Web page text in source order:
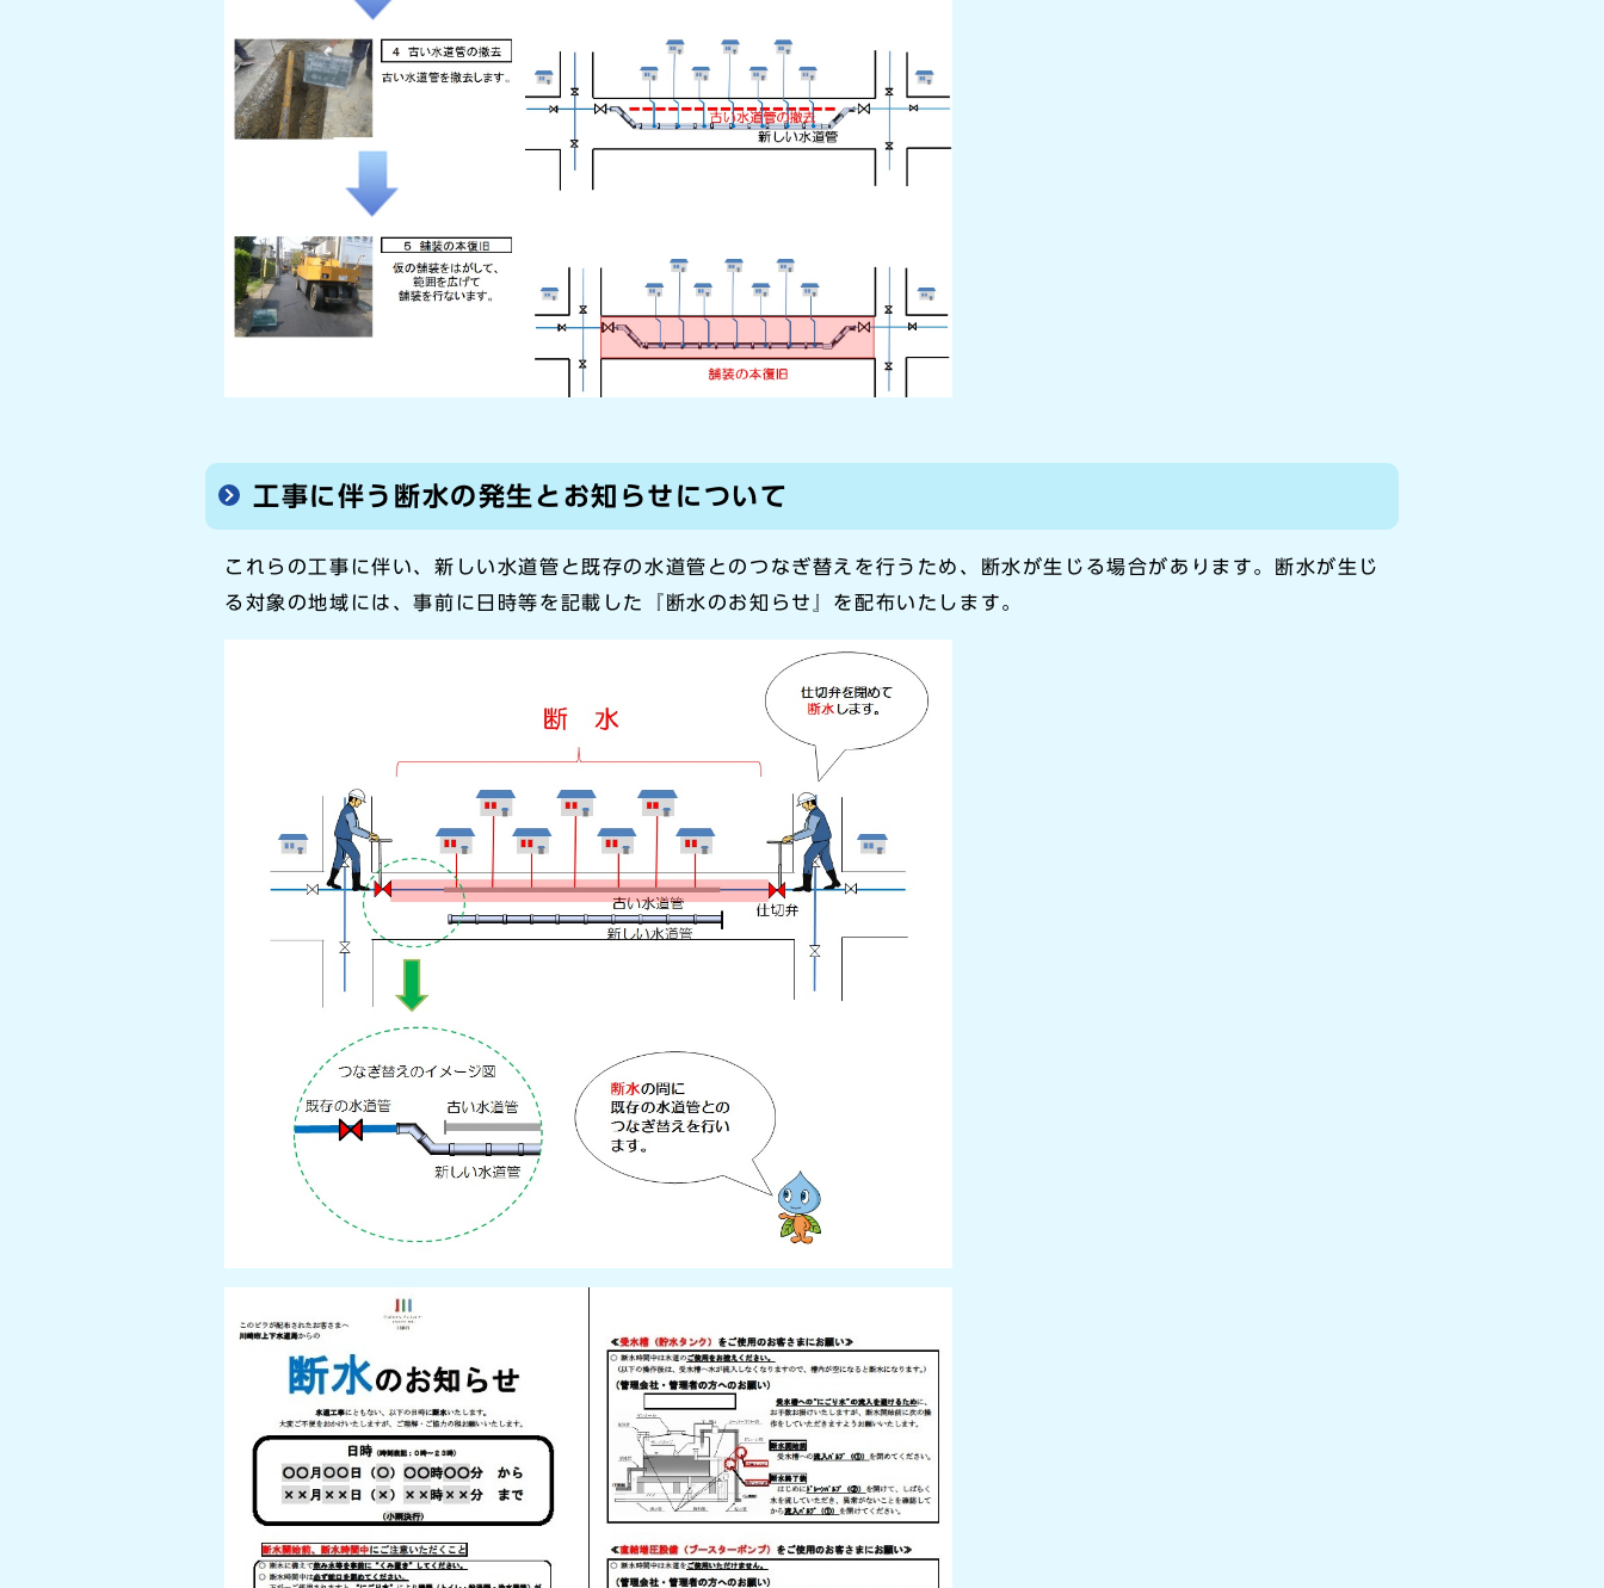
工事に伴う断水の発生とお知らせについて
これらの工事に伴い、新しい水道管と既存の水道管とのつなぎ替えを行うため、断水が生じる場合があります。断水が生じ
る対象の地域には、事前に日時等を記載した『断水のお知らせ』を配布いたします。